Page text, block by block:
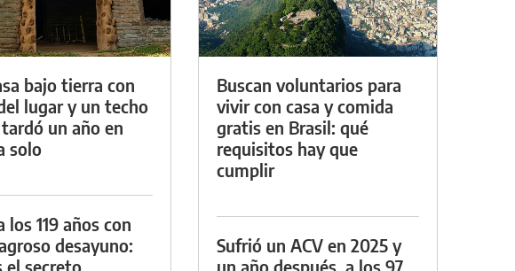
bajo tierra con
lugar y un techo
un año en
solo
los 119 años con
desayuno:
el secreto
Buscan voluntarios para
vivir con casa y comida
gratis en Brasil: qué
requisitos hay que
cumplir
Sufrió un ACV en 2025 y
un año después, a los 97,